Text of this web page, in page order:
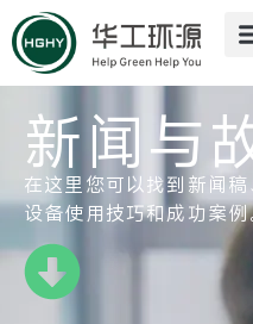
新闻与
在这里您可以找到新闻
设备使用技巧和成功案